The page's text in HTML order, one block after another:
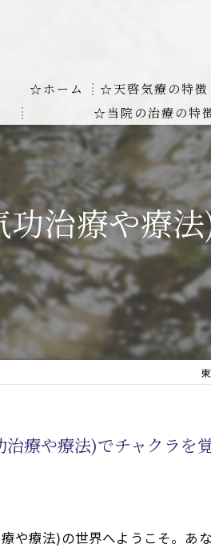
☆ホーム ☆天啓気療の特徴
お客様の質問に対す
天啓気療に関する
本物の気功師にも優
気功治療や療法と天
☆当院の治療の特
線維筋痛症
線維筋痛症が天啓気療により
難病の疾患
難病治療に革命チャクラ覚醒サ
肝臓の疾患
肝臓疾患の原因と症状を解明
心臓の疾患
腎臓の疾患
治療や療
治療や療法)でチャクラを
や療法)の世界へようこそ。あ